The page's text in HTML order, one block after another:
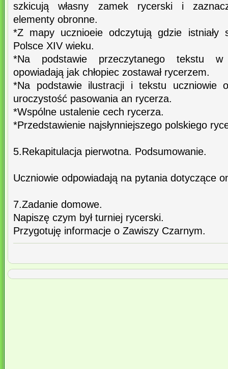
szkicują własny zamek rycerski i
elementy obronne.
*Z mapy ucznioeie odczytują gdzie istniały
Polsce XIV wieku.
*Na podstawie przeczytanego tekstu w
opowiadają jak chłopiec zostawał rycerzem.
*Na podstawie ilustracji i tekstu uczniowie
uroczystość pasowania an rycerza.
*Wspólne ustalenie cech rycerza.
*Przedstawienie najsłynniejszego polskiego
5.Rekapitulacja pierwotna. Podsumowanie.
Uczniowie odpowiadają na pytania dotyczące
7.Zadanie domowe.
Napiszę czym był turniej rycerski.
Przygotuję informacje o Zawiszy Czarnym.